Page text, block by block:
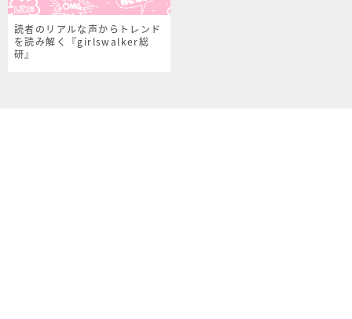
読者のリアルな声からトレンド
を読み解く『girlswalker総
研』